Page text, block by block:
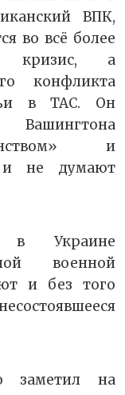
ВПК,
во всё более
кризис, а
конфликта
в TAC. Он
и
и не думают
в Украине
военной
и без того
заметил на